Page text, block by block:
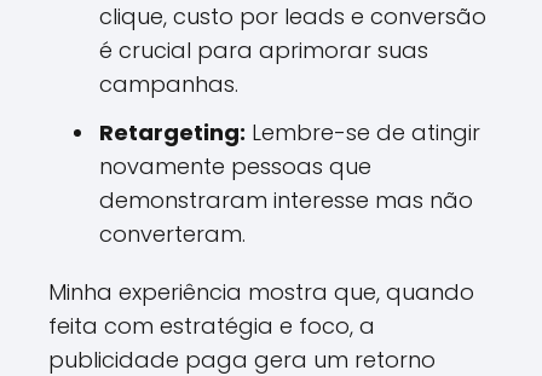
clique, custo por leads e conversão
é crucial para aprimorar suas
campanhas.
Retargeting: Lembre-se de atingir
novamente pessoas que
demonstraram interesse mas não
converteram.
Minha experiência mostra que, quando
feita com estratégia e foco, a
publicidade paga gera um retorno